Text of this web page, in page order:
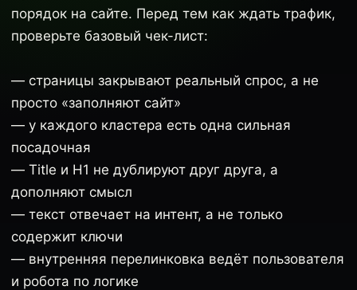
порядок на сайте. Перед тем как ждать трафик,
проверьте базовый чек-лист:
— страницы закрывают реальный спрос, а не
просто «заполняют сайт»
— у каждого кластера есть одна сильная
посадочная
— Title и H1 не дублируют друг друга, а
дополняют смысл
— текст отвечает на интент, а не только
содержит ключи
— внутренняя перелинковка ведёт пользователя
и робота по логике